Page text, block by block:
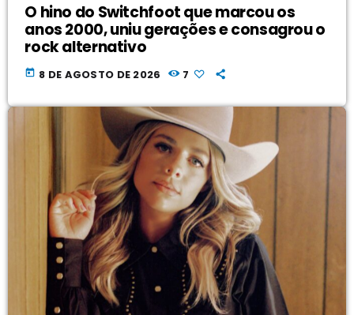
O hino do Switchfoot que marcou os
anos 2000, uniu gerações e consagrou o
rock alternativo
today 8 DE AGOSTO DE 2026 7